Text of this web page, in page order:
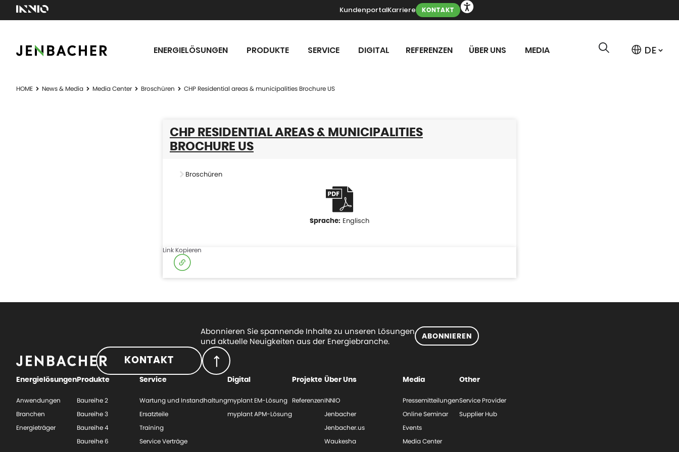
KundenportalKarriere KONTAKT
ENERGIELÖSUNGEN PRODUKTE SERVICE DIGITAL REFERENZEN ÜBER UNS MEDIA
HOME News & Media Media Center Broschüren CHP Residential areas & municipalities Brochure US
CHP RESIDENTIAL AREAS & MUNICIPALITIES
BROCHURE US
Broschüren
Englisch
Link Kopieren
Abonnieren Sie spannende Inhalte zu unseren Lösungen
und aktuelle Neuigkeiten aus der Energiebranche.
ABONNIEREN
KONTAKT
Energielösungen
Anwendungen
Branchen
Energieträger
Produkte
Baureihe 2
Baureihe 3
Baureihe 4
Baureihe 6
Service
Wartung und Instandhaltung
Ersatzteile
Training
Service Verträge
Digital
myplant EM-Lösung
myplant APM-Lösung
Projekte
Referenzen
Über Uns
INNIO
Jenbacher
Jenbacher.us
Waukesha
Media
Pressemitteilungen
Online Seminar
Events
Media Center
Other
Service Provider
Supplier Hub